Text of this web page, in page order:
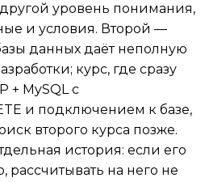
уровень понимания,
и условия. Второй —
данных даёт неполную
курс, где сразу
+ MySQL с
и подключением к базе,
второго курса позже.
история: если его
рассчитывать на него не